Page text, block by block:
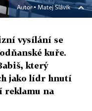
Autor ▪ Matej Slávik
vysílání se
kuře.
který
jako lídr hnutí
reklamu na